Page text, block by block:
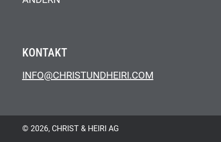
KONTAKT
INFO@CHRISTUNDHEIRI.COM
© 2026, CHRIST & HEIRI AG